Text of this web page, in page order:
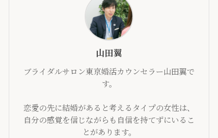
山田翼
ブライダルサロン東京婚活カウンセラー山田翼で
す。
恋愛の先に結婚があると考えるタイプの女性は、
自分の感覚を信じながらも自信を持てずにいるこ
とがあります。